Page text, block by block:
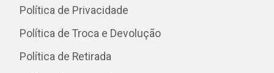
Política de Privacidade
Política de Troca e Devolução
Política de Retirada